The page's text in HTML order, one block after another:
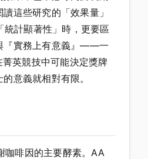
這些研究的「效果量」
統計顯著性」時，更要區
『實務上有意義』——一
英競技中可能決定獎牌
意義就相對有限。
咖啡因的主要酵素。AA